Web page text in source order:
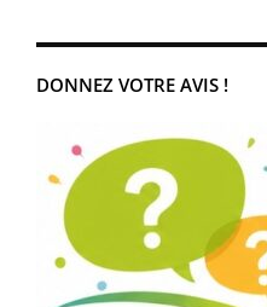
DONNEZ VOTRE AVIS !